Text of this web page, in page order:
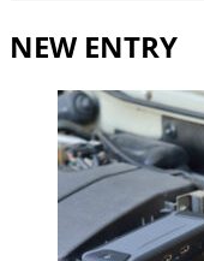
NEW ENTRY